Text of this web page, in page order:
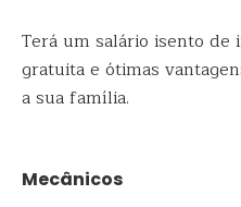
Teráum salário isento de
gratuita e ótimas
a sua família.
Mecânicos